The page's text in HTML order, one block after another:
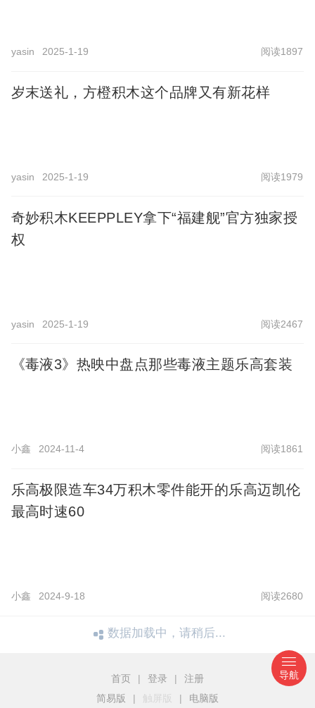
yasin 2025-1-19 阅读1897
岁末送礼，方橙积木这个品牌又有新花样
yasin 2025-1-19 阅读1979
奇妙积木KEEPPLEY拿下“福建舰”官方独家授
权
yasin 2025-1-19 阅读2467
《毒液3》热映中盘点那些毒液主题乐高套装
小鑫 2024-11-4 阅读1861
乐高极限造车34万积木零件能开的乐高迈凯伦
最高时速60
小鑫 2024-9-18 阅读2680
数据加载中，请稍后...
首页 | 登录 |
注册
简易版
| 触屏版 | 电脑版
导航